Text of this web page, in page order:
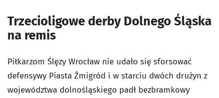
Trzecioligowe derby Dolnego Śląska
na remis
Piłkarzom Ślęzy Wrocław nie udało się sforsować
defensywy Piasta Żmigród i w starciu dwóch drużyn z
województwa dolnośląskiego padł bezbramkowy